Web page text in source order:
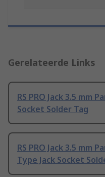
Gerelateerde Links
RS PRO Jack 3.5 mm
Socket Solder Tag
RS PRO Jack 3.5 mm
Type Jack Socket